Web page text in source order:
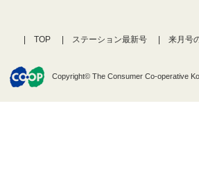
TOP ステーション最新号 来月号
Copyright© The Consumer Co-operative